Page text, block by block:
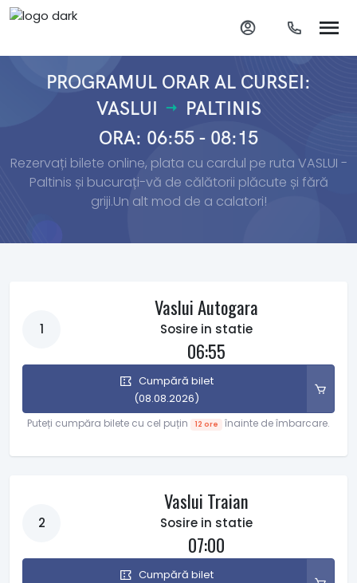
PROGRAMUL ORAR AL CURSEI:
VASLUI
PALTINIS
ORA: 06:55 - 08:15
Rezervați bilete online, plata cu cardul pe ruta VASLUI -
Paltinis și bucurați-vă de călătorii plăcute și fără
griji.Un alt mod de a calatori!
1
Vaslui Autogara
Sosire in statie
06:55
Cumpără bilet
(08.08.2026)
Puteți cumpăra bilete cu cel puțin 12 ore înainte de îmbarcare.
2
Vaslui Traian
Sosire in statie
07:00
Cumpără bilet